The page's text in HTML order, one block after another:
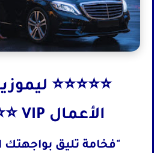
⭐⭐⭐⭐⭐
الأعمال VIP ⭐⭐⭐⭐⭐
"فخامة تليق بواجهتك